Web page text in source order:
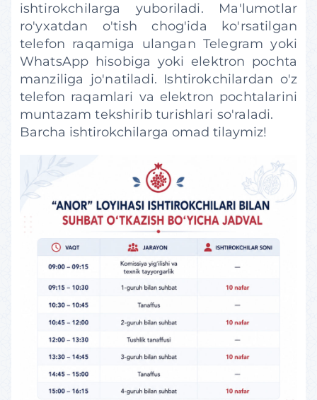
ishtirokchilarga yuboriladi. Ma'lumotlar
ro'yxatdan o'tish chog'ida ko'rsatilgan
telefon raqamiga ulangan Telegram yoki
WhatsApp hisobiga yoki elektron pochta
manziliga jo'natiladi. Ishtirokchilardan o'z
telefon raqamlari va elektron pochtalarini
muntazam tekshirib turishlari so'raladi.
Barcha ishtirokchilarga omad tilaymiz!